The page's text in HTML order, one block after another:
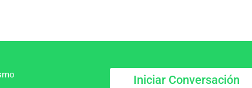
Iniciar Conversación